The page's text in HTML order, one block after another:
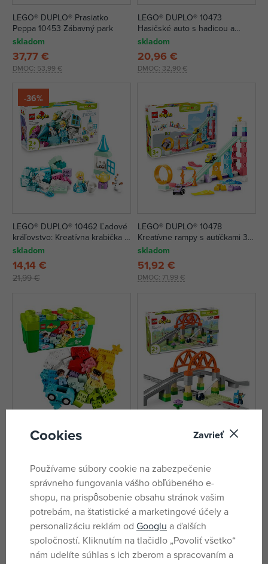
LEGO® DUPLO® Prasiatko
Peppa 10453 Zábavný park
skladom
DMOC: 53,99 €
37,77 €
LEGO® DUPLO® 10473
Hasičské auto s hadicou a
hasičom
skladom
DMOC: 32,90 €
20,96 €
-36%
LEGO® DUPLO® 10462 Ľadové
kráľovstvo: Kreatívna krabička s
Elsou a Olafom
skladom
21,99 €
14,14 €
LEGO® DUPLO® 10478
Kreatívne rampy s autíčkami 3 v
1
skladom
DMOC: 71,99 €
51,92 €
LEGO® Duplo 10913 Box s
DMOC:33,99 €
20,96 €
LEGO® DUPLO® 10426
DMOC:42,99 €
29,70 €
Cookies Zavrieť
Používame súbory cookie na zabezpečenie
správneho fungovania vášho obľúbeného e-
shopu, na prispôsobenie obsahu stránok vašim
potrebám, na štatistické a marketingové účely a
personalizáciu reklám od Googlu a ďalších
spoločností. Kliknutím na tlačidlo „Povoliť všetko“
nám udelíte súhlas s ich zberom a spracovaním a